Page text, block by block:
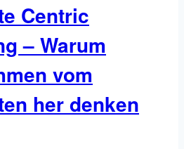
Centric
– Warum
vom
her denken